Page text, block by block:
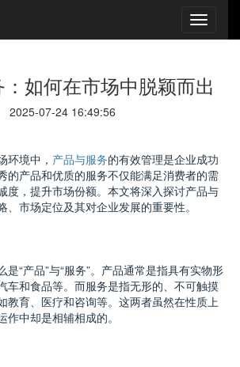
如何在市场中脱颖而出
2025-07-24 16:49:56
环境中， 产品与服务的有效管理是企业成功
的产品和优质的服务不仅能满足消费者的需
度，提升市场份额。本文将深入探讨产品与
、市场定位及其对企业发展的重要性。
“产品”与“服务”。产品通常是指具有实物形
车和食品等。而服务是指无形的、不可触摸
教育、医疗和咨询等。这两者虽然在性质上
中却是相辅相成的。